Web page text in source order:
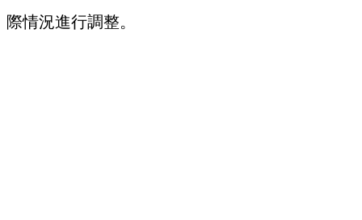
際情況進行調整。